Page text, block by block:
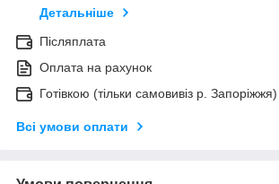
Детальніше
Післяплата
Оплата на рахунок
Готівкою (тільки самовивіз р. Запоріжжя)
Всі умови оплати